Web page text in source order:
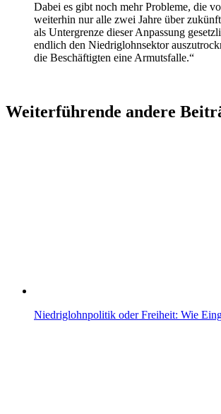
Dabei es gibt noch mehr Probleme, die
weiterhin nur alle zwei Jahre über
als Untergrenze dieser Anpassung
endlich den Niedriglohnsektor
die Beschäftigten eine Armutsfalle.“
Weiterführende andere
Niedriglohnpolitik oder Freiheit: Wie